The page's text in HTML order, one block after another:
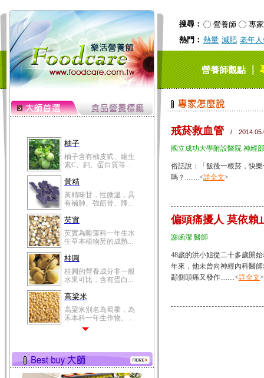
搜尋： 營養師
專家
熱門： 熱量 減肥 老年
營養師觀點｜
柚子
柚子含有柚皮甙、維生
素C、鈣、蛋白質等...
黃精
黃精味甘，性微溫，具
有補肺、強筋骨、降...
芡實
芡實為睡蓮科一年生水
生草本植物芡的成熟...
桂圓
桂圓的營養成分非一般
水果可比，含有蛋白...
高粱米
高粱米別名為蜀黍，為
禾本科一年生作物。...
有蛋白質、脂肪、磷...
鮪魚
戒菸救血管 /
國立成功大學附設醫院 神經
俗話說：「飯後一根菸，快
嗎？........<詳全文>
偏頭痛擾人 莫依賴
謝函潔 醫師
48歲的洪小姐從二十多歲開
年來，他未曾向神經內科醫
顳側頭痛又發作........<詳全文>